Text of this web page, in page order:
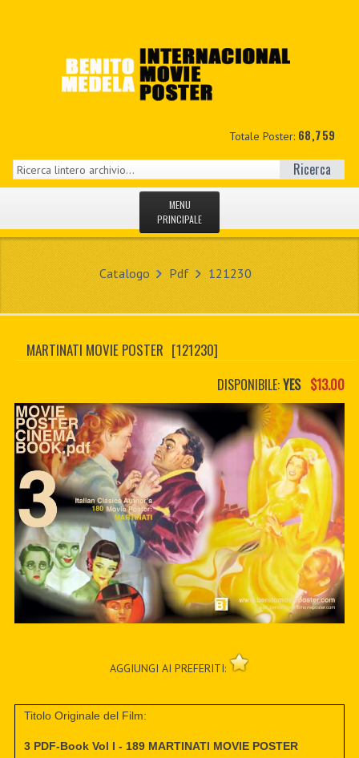
Totale Poster: 68,759
Ricerca
MENU
PRINCIPALE
IL MIO CONTO
CONTATTO
CUSTOM PDF
Catalogo Pdf 121230
MARTINATI MOVIE POSTER [121230]
DISPONIBILE:YES $13.00
AGGIUNGI AI PREFERITI:
Titolo Originale del Film:
3 PDF-Book Vol I - 189 MARTINATI MOVIE POSTER